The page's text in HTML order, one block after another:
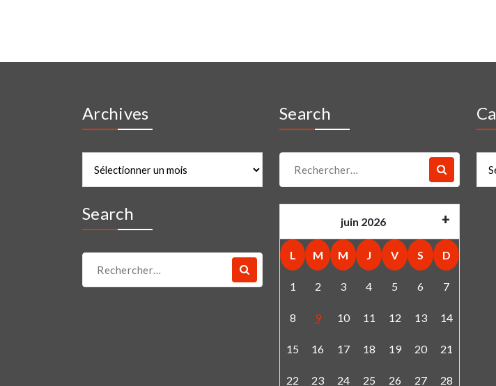
Archives Search
pour :
Search
pour :
juin 2026
L M M J V S D
1 2 3 4 5 6 7
8 9 10 11 12 13 14
15 16 17 18 19 20 21
22 23 24 25 26 27 28